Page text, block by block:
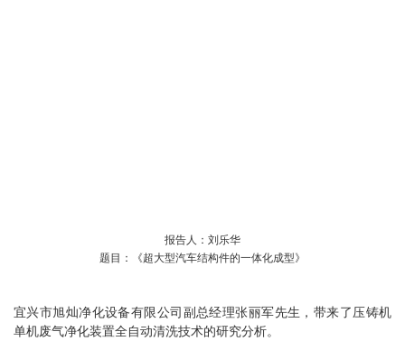
报告人：刘乐华
题目：《超大型汽车结构件的一体化成型》
宜兴市旭灿净化设备有限公司副总经理张丽军先生，带来了压铸机
单机废气净化装置全自动清洗技术的研究分析。